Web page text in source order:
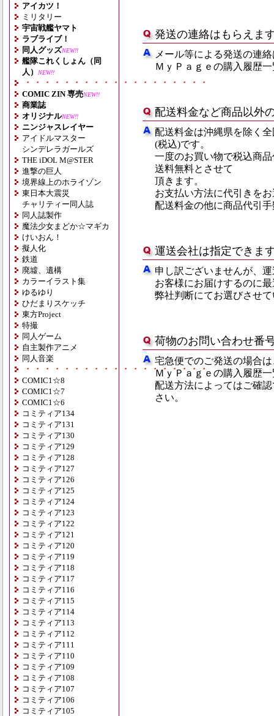
アイカツ！
ミリタリー
宇宙戦艦ヤマト
ラブライブ！
同人グッズNEW!!
艦隊これくしょん（同
人）
NEW!!
・・・・・・・・・・・・・・・・・・・
COMIC ZIN 専売NEW!!
商業誌
オリジナルNEW!!
ニンジャスレイヤー
アイドルマスター
シンデレラガールズ
THE iDOL M@STER
進撃の巨人
境界線上のホライゾン
東日本大震災
チャリティー同人誌
同人誌製作
魔法少女まどか☆マギカ
けいおん！
擬人化
鉄道
廃墟、遺構
カラーイラスト集
ゆるゆり
ひだまりスケッチ
東方Project
特撮
同人ゲーム
自主製作アニメ
同人音楽
・・・・・・・・・・・・・・・・・・・
COMIC1☆8
COMIC1☆7
COMIC1☆6
コミティア134
コミティア131
コミティア130
コミティア129
コミティア128
コミティア127
コミティア126
コミティア125
コミティア124
コミティア123
コミティア122
コミティア121
コミティア120
コミティア119
コミティア118
コミティア117
コミティア116
コミティア115
コミティア114
コミティア113
コミティア112
コミティア111
コミティア110
コミティア109
コミティア108
コミティア107
コミティア106
コミティア105
発送の連絡はもらえま
メール等による発送の連
ＭｙＰａｇｅの購入履歴
配送料金など商品以外
配送料金は沖縄県を除く
(税込)です。
一度のお買い物で税込商
送料無料とさせて
頂きます。
お支払い方法に代引きを
配送料金の他に商品代引
運送会社は指定できま
申し訳ございませんが、
お客様にお届けするのに
弊社判断にてお選びさせ
荷物のお問い合わせ番
宅急便でのご発送の場合は
ＭｙＰａｇｅの購入履歴
配送方法によってはご確
さい。